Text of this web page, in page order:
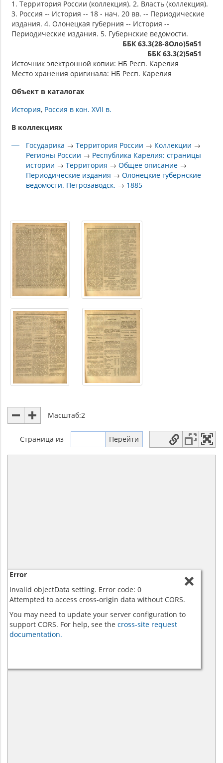
1. Территория России (коллекция). 2. Власть (коллекция).
3. Россия -- История -- 18 - нач. 20 вв. -- Периодические
издания. 4. Олонецкая губерния -- История --
Периодические издания. 5. Губернские ведомости.
ББК 63.3(28-8Оло)5я51
ББК 63.3(2)5я51
Источник электронной копии: НБ Респ. Карелия
Место хранения оригинала: НБ Респ. Карелия
Объект в каталогах
История Россия в кон. XVII в.
В коллекциях
Государика →Территория России → Коллекции →
Регионы России → Республика Карелия: страницы
истории →Территория →Общее описание →
Периодические издания →Олонецкие губернские
ведомости. Петрозаводск. → 1885
Масштаб:2
Страница из
Error
Invalid objectData setting. Error code: 0
Attempted to access cross-origin data without CORS.
You may need to update your server configuration to
support CORS. For help, see the cross-site request
documentation.